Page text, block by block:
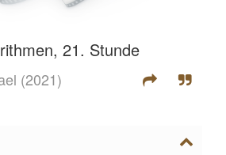
21. Stunde
(2021)